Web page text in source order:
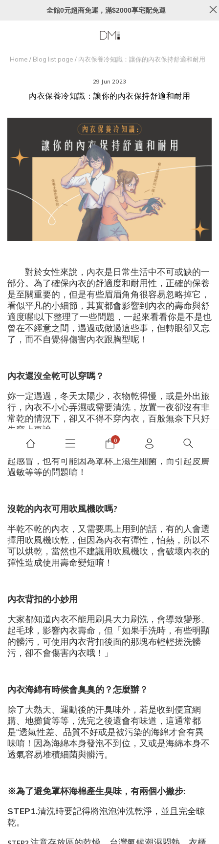
Home / Blog list page / 內衣保養冷知識：讓你的內衣保持舒適和耐用
29 Jun 2023
內衣保養冷知識：讓你的內衣保持舒適和耐用
對於女性來說，內衣是日常生活中不可或缺的一
部分。為了確保內衣的舒適度和耐用性，正確的保養
是至關重要的，但是有些眉眉角角很容易忽略掉它，
看似平凡的小細節，其實都會影響到內衣的壽命與舒
適度喔!以下整理了一些問題，一起來看看你是不是也
曾在不經意之間，遇過或做過這些事，但轉眼卻又忘
了，而不自覺得傷害內衣跟胸型呢！
內衣還沒全乾可以穿嗎？
妳一定遇過，冬天太陽少，衣物乾得慢，或是外出旅
行，內衣不小心弄濕或需要清洗，放置一夜卻沒有非
常乾的情況下，卻又不得不穿內衣，百般無奈下只好
先穿上再說～
但其實這樣對內衣跟對身體都是不好的，不僅容易引
起感冒，也有可能因為罩杯上滋生細菌，而引起皮膚
過敏等等的問題唷！
沒乾的內衣可用吹風機吹嗎?
半乾不乾的內衣，又需要馬上用到的話，有的人會選
擇用吹風機吹乾，但因為內衣有彈性，怕熱，所以不
可以烘乾，當然也不建議用吹風機吹，會破壞內衣的
彈性造成使用壽命變短唷！
內衣背扣的小妙用
大家都知道內衣不能用刷具大力刷洗，會導致變形、
起毛球，影響內衣壽命，但「如果手洗時，有些明顯
的髒污，可使用內衣背扣後面的那塊布輕輕搓洗髒
污，卻不會傷害內衣哦！」
內衣海綿有時候會臭臭的？怎麼辦？
除了大熱天、運動後的汗臭味外，若是收到便宜網
購、地攤貨等等，洗完之後還會有味道，這通常都
是“透氣性差、品質不好或是被污染的海綿才會有異
味唷！因為海綿本身發泡不到位，又或是海綿本身不
透氣容易堆積細菌與髒污。
※為了避免罩杯海棉產生臭味，有兩個小撇步:
STEP1.清洗時要記得將泡泡沖洗乾淨，並且完全晾
乾。
全館0元超商免運，滿$2000享宅配免運